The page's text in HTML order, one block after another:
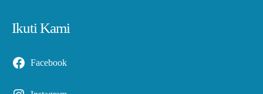
Ikuti Kami
Facebook